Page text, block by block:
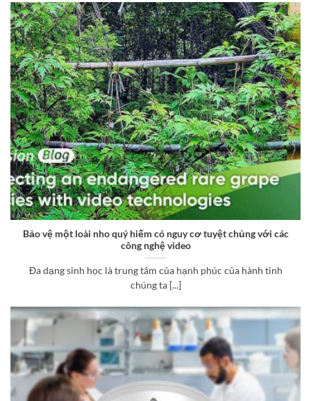
Bảo vệ một loài nho quý hiếm có nguy cơ tuyệt chủng với các
công nghệ video
Đa dạng sinh học là trung tâm của hạnh phúc của hành tinh
chúng ta [...]